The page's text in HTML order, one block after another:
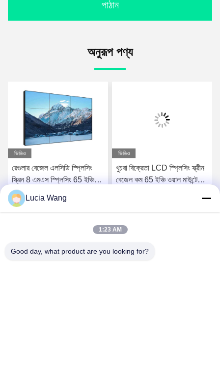
পাঠান
অনুরূপ পণ্য
ভিডিও
রেগুলার বেজেল এলসিডি স্প্লিসিং
স্ক্রিন 8 এমএস স্প্লিসিং 65 ইঞ্চি
এলসিডি প্যানেল
সেরা দাম পান
ভিডিও
খুচরা বিক্রেতা LCD স্প্লিসিং স্ক্রীন
বেজেল কম 65 ইঞ্চি ওয়াল মাউন্টেড
সেরা দাম পান
Lucia Wang
1:23 AM
Good day, what product are you looking for?